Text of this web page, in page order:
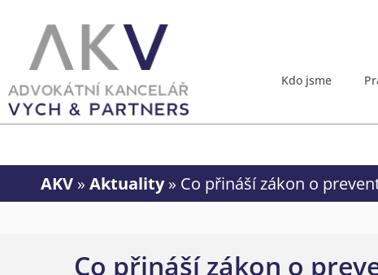
Kdo jsme
AKV » Aktuality» Co přináší zákon o
Co přináší zákon o